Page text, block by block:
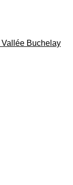
Buchelay